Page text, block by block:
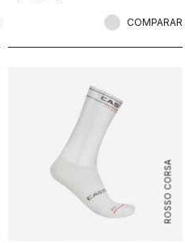
COMPARAR
ROSSO CORSA